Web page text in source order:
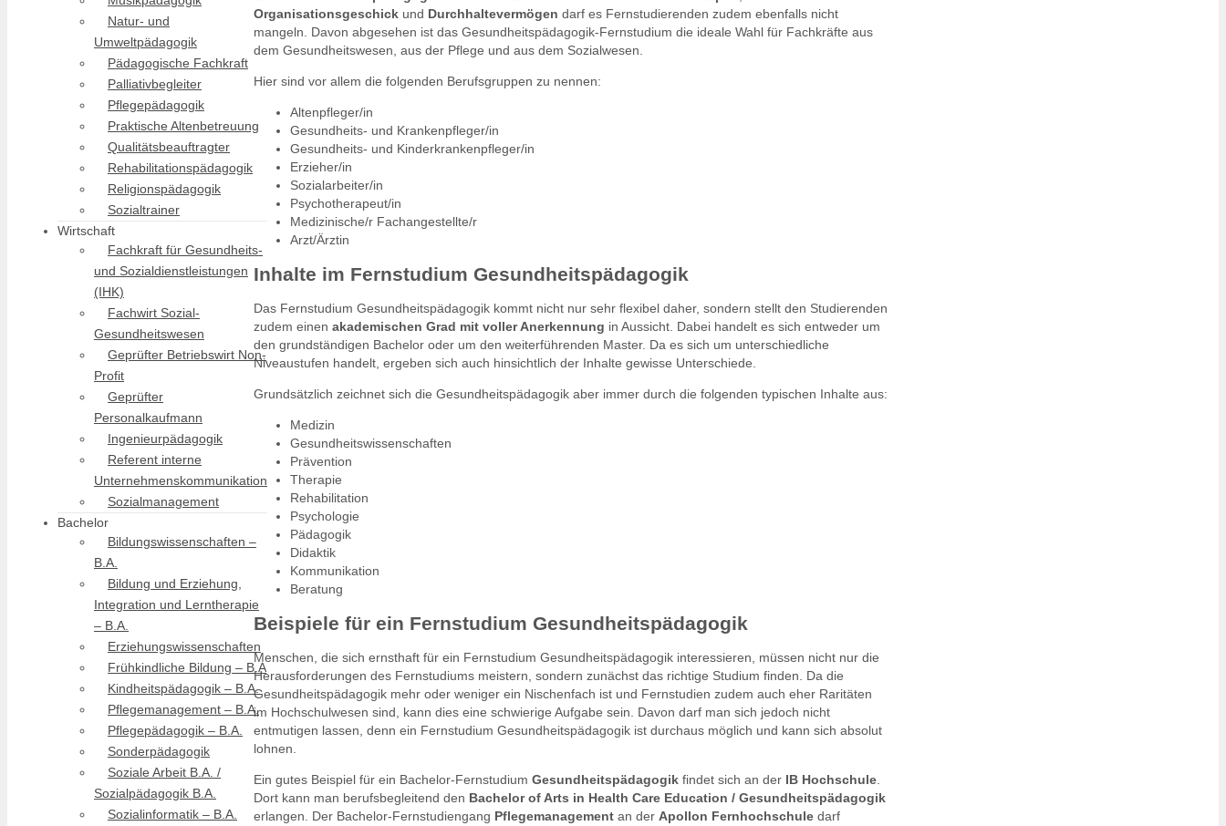
Organisationsgeschick und Durchhaltevermögen darf es Fernstudierenden zudem ebenfalls nicht
mangeln. Davon abgesehen ist das Gesundheitspädagogik-Fernstudium die ideale Wahl für Fachkräfte aus
dem Gesundheitswesen, aus der Pflege und aus dem Sozialwesen.
Hier sind vor allem die folgenden Berufsgruppen zu nennen:
Altenpfleger/in
Gesundheits- und Krankenpfleger/in
Gesundheits- und Kinderkrankenpfleger/in
Erzieher/in
Sozialarbeiter/in
Psychotherapeut/in
Medizinische/r Fachangestellte/r
Arzt/Ärztin
Inhalte im Fernstudium Gesundheitspädagogik
Das Fernstudium Gesundheitspädagogik kommt nicht nur sehr flexibel daher, sondern stellt den Studierenden
zudem einen akademischen Grad mit voller Anerkennung in Aussicht. Dabei handelt es sich entweder um
den grundständigen Bachelor oder um den weiterführenden Master. Da es sich um unterschiedliche
Niveaustufen handelt, ergeben sich auch hinsichtlich der Inhalte gewisse Unterschiede.
Grundsätzlich zeichnet sich die Gesundheitspädagogik aber immer durch die folgenden typischen Inhalte aus:
Medizin
Gesundheitswissenschaften
Prävention
Therapie
Rehabilitation
Psychologie
Pädagogik
Didaktik
Kommunikation
Beratung
Beispiele für ein Fernstudium Gesundheitspädagogik
Menschen, die sich ernsthaft für ein Fernstudium Gesundheitspädagogik interessieren, müssen nicht nur die
Herausforderungen des Fernstudiums meistern, sondern zunächst das richtige Studium finden. Da die
Gesundheitspädagogik mehr oder weniger ein Nischenfach ist und Fernstudien zudem auch eher Raritäten
im Hochschulwesen sind, kann dies eine schwierige Aufgabe sein. Davon darf man sich jedoch nicht
entmutigen lassen, denn ein Fernstudium Gesundheitspädagogik ist durchaus möglich und kann sich absolut
lohnen.
Ein gutes Beispiel für ein Bachelor-Fernstudium Gesundheitspädagogik findet sich an der IB Hochschule
Dort kann man berufsbegleitend den Bachelor of Arts in Health Care Education / Gesundheitspädagogik
erlangen. Der Bachelor-Fernstudiengang Pflegemanagement an der Apollon Fernhochschule darf
Natur- und
Umweltpädagogik
Pädagogische Fachkraft
Palliativbegleiter
Pflegepädagogik
Praktische Altenbetreuung
Qualitätsbeauftragter
Rehabilitationspädagogik
Religionspädagogik
Sozialtrainer
Wirtschaft
Fachkraft für Gesundheits-
und Sozialdienstleistungen
(IHK)
Fachwirt Sozial-
Gesundheitswesen
Geprüfter Betriebswirt Non-
Profit
Geprüfter
Personalkaufmann
Ingenieurpädagogik
Referent interne
Unternehmenskommunikation
Sozialmanagement
Bachelor
Bildungswissenschaften –
B.A.
Bildung und Erziehung,
Integration und Lerntherapie
– B.A.
Erziehungswissenschaften
Frühkindliche Bildung – B.A
Kindheitspädagogik – B.A.
Pflegemanagement – B.A.
Pflegepädagogik – B.A.
Sonderpädagogik
Soziale Arbeit B.A. /
Sozialpädagogik B.A.
Sozialinformatik – B.A.